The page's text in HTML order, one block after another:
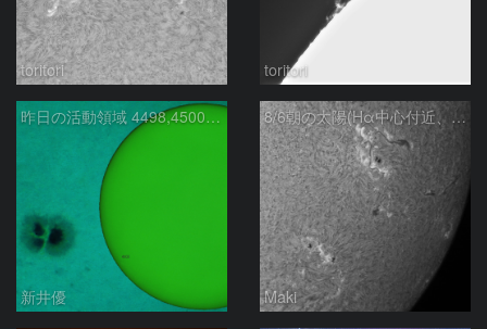
toritori toritori
昨日の活動領域 4498,4500：2026/08/05
新井優
8/6朝の太陽(Hα中心付近、4498、4502付近)
Maki